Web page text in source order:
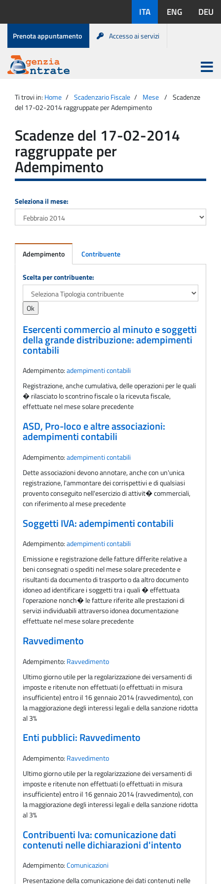
contenuto
disponibili:
ITA ENG DEU
Menu
di
servizio
Prenota appuntamento Accesso ai servizi
Agenzia
Entrate
Apri
menu
principale
Ti trovi in: Home Scadenzario Fiscale Mese
Scadenze
del 17-02-2014 raggruppate per Adempimento
Scadenze del 17-02-2014
raggruppate per
Adempimento
Seleziona il mese:
Adempimento Contribuente
Adempimento
Scelta per contribuente:
Esercenti commercio al minuto e soggetti
della grande distribuzione: adempimenti
contabili
Adempimento:adempimenti contabili
Registrazione, anche cumulativa, delle operazioni per le quali
� rilasciato lo scontrino fiscale o la ricevuta fiscale,
effettuate nel mese solare precedente
ASD, Pro-loco e altre associazioni:
adempimenti contabili
Adempimento:adempimenti contabili
Dette associazioni devono annotare, anche con un'unica
registrazione, l'ammontare dei corrispettivi e di qualsiasi
provento conseguito nell'esercizio di attivit� commerciali,
con riferimento al mese precedente
Soggetti IVA: adempimenti contabili
Adempimento:adempimenti contabili
Emissione e registrazione delle fatture differite relative a
beni consegnati o spediti nel mese solare precedente e
risultanti da documento di trasporto o da altro documento
idoneo ad identificare i soggetti tra i quali � effettuata
l'operazione nonch� le fatture riferite alle prestazioni di
servizi individuabili attraverso idonea documentazione
effettuate nel mese solare precedente
Ravvedimento
Adempimento: Ravvedimento
Ultimo giorno utile per la regolarizzazione dei versamenti di
imposte e ritenute non effettuati (o effettuati in misura
insufficiente) entro il 16 gennaio 2014 (ravvedimento), con
la maggiorazione degli interessi legali e della sanzione ridotta
al 3%
Enti pubblici: Ravvedimento
Adempimento: Ravvedimento
Ultimo giorno utile per la regolarizzazione dei versamenti di
imposte e ritenute non effettuati (o effettuati in misura
insufficiente) entro il 16 gennaio 2014 (ravvedimento), con
la maggiorazione degli interessi legali e della sanzione ridotta
al 3%
Contribuenti Iva: comunicazione dati
contenuti nelle dichiarazioni d'intento
Adempimento:Comunicazioni
Presentazione della comunicazione dei dati contenuti nelle